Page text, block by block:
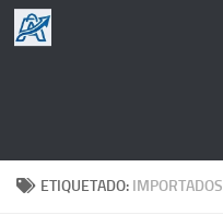
Saltar al contenido
ETIQUETADO: IMPORTADOS